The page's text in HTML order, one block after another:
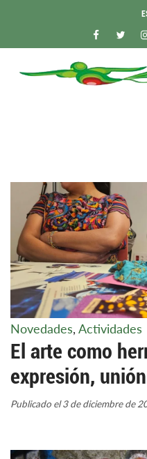
Novedades, Actividades
El arte como
expresión,
Publicado el 3 de diciembre de